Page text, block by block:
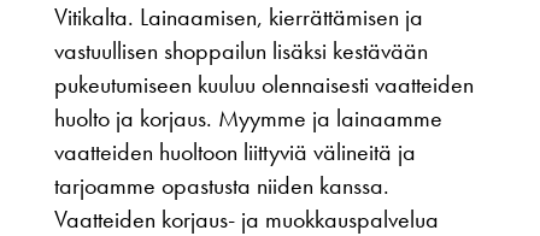
Vitikalta. Lainaamisen, kierrättämisen ja
vastuullisen shoppailun lisäksi kestävään
pukeutumiseen kuuluu olennaisesti vaatteiden
huolto ja korjaus. Myymme ja lainaamme
vaatteiden huoltoon liittyviä välineitä ja
tarjoamme opastusta niiden kanssa.
Vaatteiden korjaus- ja muokkauspalvelua